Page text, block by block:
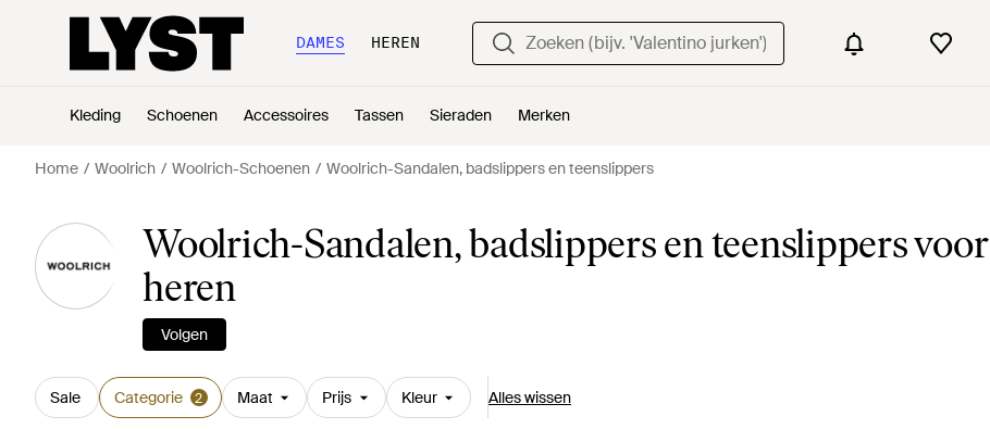
DAMES HEREN
Kleding Schoenen Accessoires Tassen Sieraden Merken
Home Woolrich Woolrich-Schoenen Woolrich-Sandalen, badslippers en teenslippers
Woolrich-Sandalen, badslippers en teenslippers voor
heren
Volgen
Sale Categorie 2 Maat Prijs Kleur Alles wissen